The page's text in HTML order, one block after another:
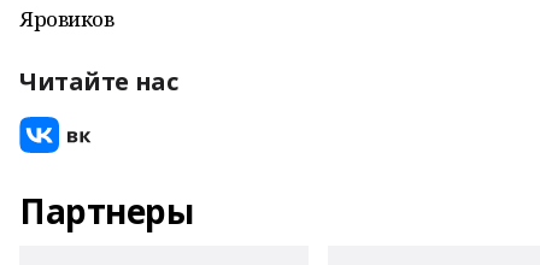
Яровиков
Читайте нас
Партнеры